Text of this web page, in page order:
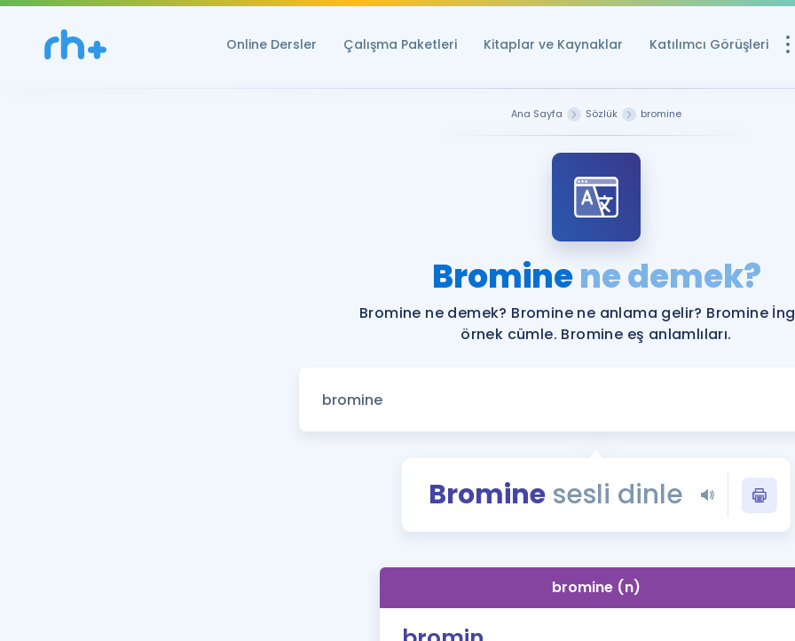
Online Dersler Çalışma Paketleri Kitaplar ve Kaynaklar Katılımcı Görüşleri
YDS ve YÖKDİL
Rehberlik Aracı
YDS ve YÖKDİL'e
Tüm ÖSYM
YDS - YÖKDİL
İngilizce Gramer
Ana Sayfa Sözlük bromine
Brominene demek?
Bromine ne demek? Bromine ne anlama gelir? Bromine
örnek cümle. Bromine eş anlamlıları.
Brominesesli dinle
bromine (n)